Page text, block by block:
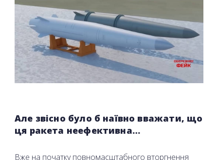
Але звісно було б наївно вважати, що
ця ракета неефективна…
Вже на початку повномасштабного вторгнення